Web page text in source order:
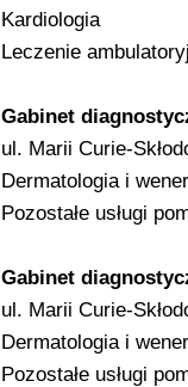
Kardiologia
Leczenie
Gabinet
ul. Marii Curie-
Dermatologia i
Pozostałe usługi
Gabinet
ul. Marii Curie-
Dermatologia i
Pozostałe usługi